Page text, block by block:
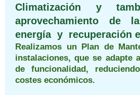
Climatización y
aprovechamiento de
energía y recuperación
Realizamos un Plan de
instalaciones, que se adapte
de funcionalidad,
costes económicos.